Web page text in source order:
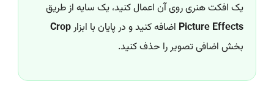
یک افکت هنری روی آن اعمال کنید، یک سایه از طریق
Picture Effects اضافه کنید و در پایان با ابزارCrop
بخش اضافی تصویر را حذف کنید.